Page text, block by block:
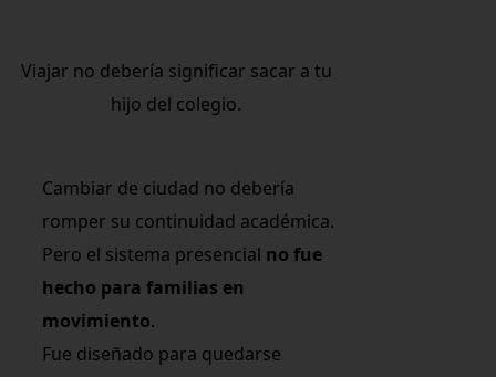
Viajar no debería significar sacar a tu
hijo del colegio.
Cambiar de ciudad no debería
romper su continuidad académica.
Pero el sistema presencial no fue
hecho para familias en
movimiento.
Fue diseñado para quedarse